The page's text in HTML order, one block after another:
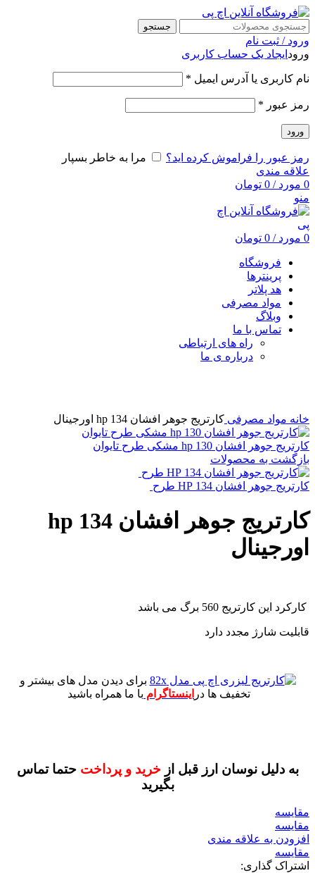
جستجو
ورود / ثبت نام
ورود ایجاد یک حساب کاربری
نام کاربری یا آدرس ایمیل *
رمز عبور *
ورود
رمز عبور را فراموش کرده اید؟
مرا به خاطر بسپار
علاقه مندی
0 مورد /
0 تومان
منو
0 مورد /
0 تومان
فروشگاه
پرینترها
هد پلاتر
مواد مصرفی
وبلاگ
تماس با ما
راه های ارتباطی
درباره ی ما
خانه مواد مصرفی کارتریج جوهر افشان 134 hp اورجینال
کارتریج جوهر افشان 130 hp مشکی طرح تایوان
بازگشت به محصولات
کارتریج جوهر افشان 134 HP طرح
کارتریج جوهر افشان 134 hp
اورجینال
کارکرد این کارتریج 560 برگ می باشد
قابلیت شارژ مجدد دارد
برای دیدن مدل های بیشتر و
تخفیف ها در اینستاگرام با ما همراه باشید
به دلیل نوسان ارز قبل از خرید و پرداختحتما تماس
بگیرید
مقايسه
مقایسه
افزودن به علاقه مندی
مقایسه
اشتراک گذاری: